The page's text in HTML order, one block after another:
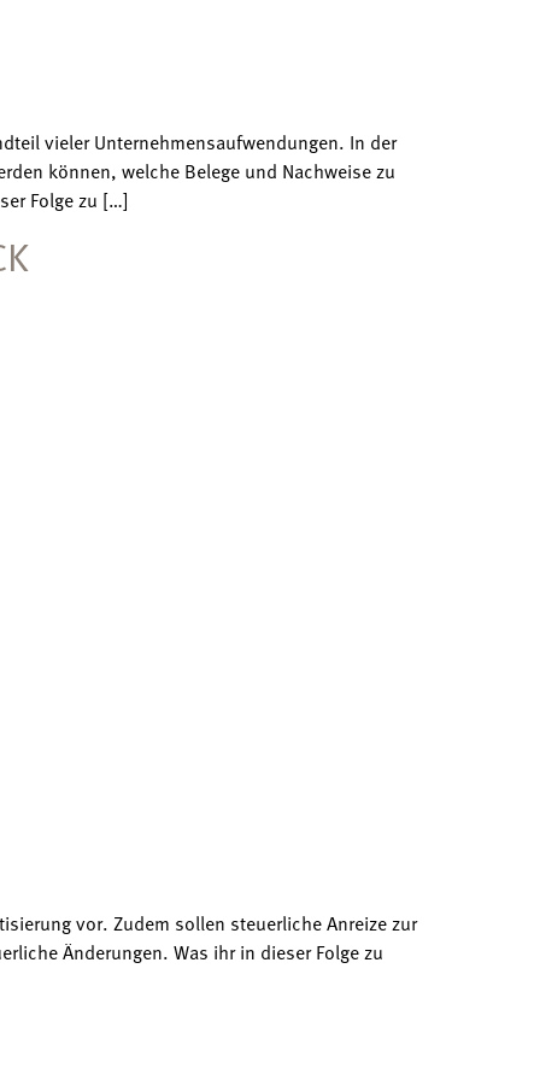
vieler Unternehmensaufwendungen. In der
können, welche Belege und Nachweise zu
Folge zu […]
vor. Zudem sollen steuerliche Anreize zur
Änderungen. Was ihr in dieser Folge zu